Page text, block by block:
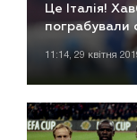
Це Італія!
пограбували
11:14, 29 квітня